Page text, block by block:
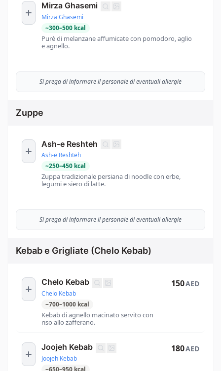
Mirza Ghasemi
Mirza Ghasemi
~300–500 kcal
Purè di melanzane affumicate con pomodoro, aglio
e agnello.
Si prega di informare il personale di eventuali allergie
Zuppe
Ash-e Reshteh
Ash-e Reshteh
~250–450 kcal
Zuppa tradizionale persiana di noodle con erbe,
legumi e siero di latte.
Si prega di informare il personale di eventuali allergie
Kebab e Grigliate (Chelo Kebab)
Chelo Kebab
Chelo Kebab
~700–1000 kcal
Kebab di agnello macinato servito con
riso allo zafferano.
150AED
Joojeh Kebab
Joojeh Kebab
~650–950 kcal
180AED